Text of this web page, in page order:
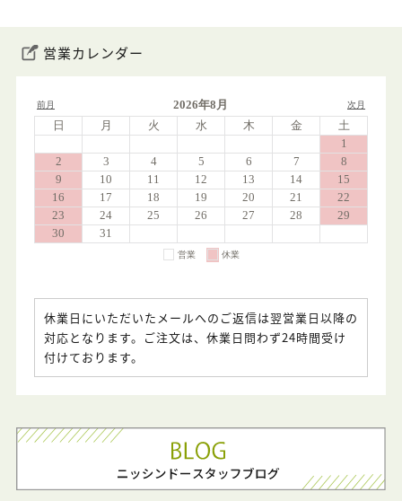
営業カレンダー
休業日にいただいたメールへのご返信は翌営業日以降の
対応となります。ご注文は、休業日問わず24時間受け
付けております。